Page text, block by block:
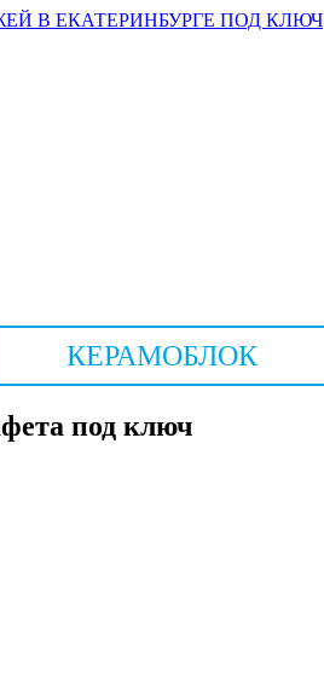
В ЕКАТЕРИНБУРГЕ ПОД КЛЮЧ
КЕРАМОБЛОК
под ключ